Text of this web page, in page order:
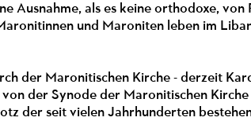
Ausnahme, als es keine orthodoxe,
und Maroniten leben im
der Maronitischen Kirche - derzeit
der Synode der Maronitischen
der seit vielen Jahrhunderten